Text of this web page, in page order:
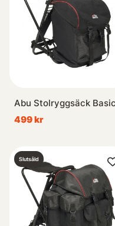
Abu Stolryggsäck Basic
499 kr
Slutsåld